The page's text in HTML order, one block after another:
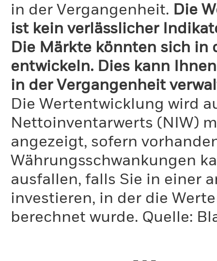
in der Vergangenheit. Die
ist kein verlässlicher
Die Märkte könnten sich in
entwickeln. Dies kann
in der Vergangenheit
Die Wertentwicklung wird
Nettoinventarwerts (NIW)
angezeigt, sofern
Währungsschwankungen
ausfallen, falls Sie in einer
investieren, in der die
berechnet wurde. Quelle: